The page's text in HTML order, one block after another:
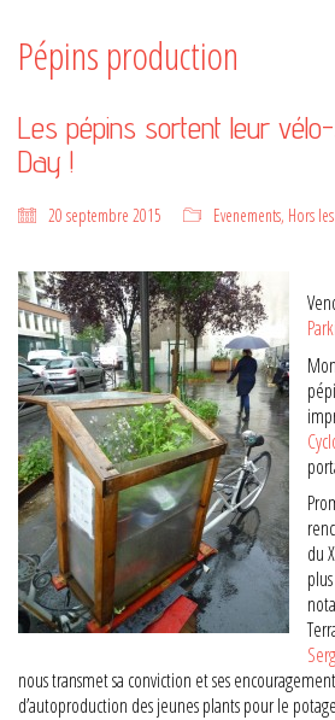
Pépins production
Les pépins sortent leur
Day !
20 septembre 2015 Evenements, Hors
du
nous transmet sa conviction et ses
d’autoproduction des jeunes plants pour le